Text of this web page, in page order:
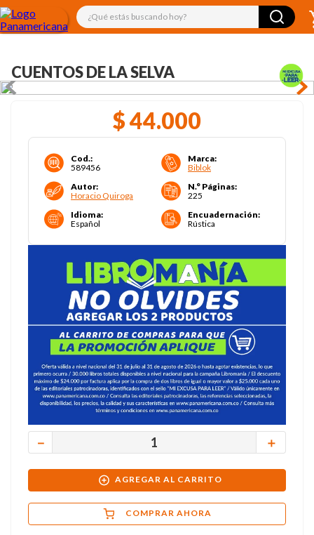
¿Qué estás buscando hoy?
CUENTOS DE LA SELVA
$44.000
Cod.:
589456
Marca:
Biblok
Autor:
Horacio Quiroga
N.° Páginas:
225
Idioma:
Español
Encuadernación:
Rústica
＋
－
AGREGAR AL CARRITO
COMPRAR AHORA